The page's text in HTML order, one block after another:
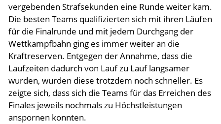
vergebenden Strafsekunden eine Runde weiter kam.
Die besten Teams qualifizierten sich mit ihren Läufen
für die Finalrunde und mit jedem Durchgang der
Wettkampfbahn ging es immer weiter an die
Kraftreserven. Entgegen der Annahme, dass die
Laufzeiten dadurch von Lauf zu Lauf langsamer
wurden, wurden diese trotzdem noch schneller. Es
zeigte sich, dass sich die Teams für das Erreichen des
Finales jeweils nochmals zu Höchstleistungen
anspornen konnten.